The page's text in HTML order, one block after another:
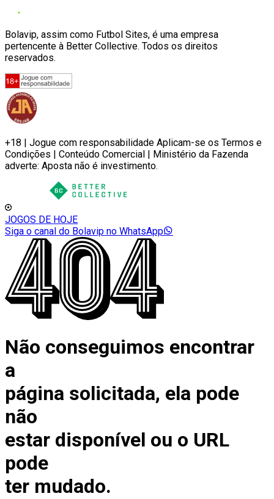
Bolavip, assim como Futbol Sites, é uma empresa
pertencente à Better Collective. Todos os direitos
reservados.
+18 | Jogue com responsabilidade Aplicam-se os Termos e
Condições | Conteúdo Comercial | Ministério da Fazenda
adverte: Aposta não é investimento.
JOGOS DE HOJE
Siga o canal do Bolavip no WhatsApp
Não conseguimos encontrar
a
página solicitada, ela pode
não
estar disponível ou o URL
pode
ter mudado.